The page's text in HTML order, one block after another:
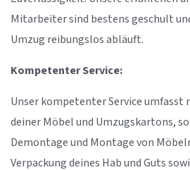
Mitarbeiter sind bestens geschult
Umzug reibungslos abläuft.
Kompetenter Service:
Unser kompetenter Service umfasst
deiner Möbel und Umzugskartons,
Demontage und Montage von
Verpackung deines Hab und Guts